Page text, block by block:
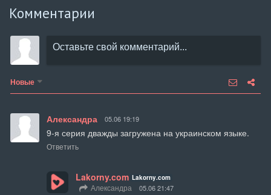
Комментарии
Новые
Александра 05.06 19:19
9-я серия дважды загружена на украинском языке.
Ответить
Lakorny.com Lakorny.com
Александра 05.06 21:47